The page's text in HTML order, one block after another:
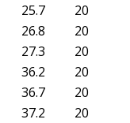
25.7
20
26.8
20
27.3
20
36.2
20
36.7
20
37.2
20